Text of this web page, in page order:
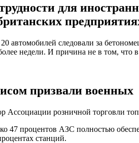
для
автомобилей следовали за
недели. И причина не в том, что
призвали военных
Ассоциации розничной торговли
47 процентов АЗС полностью
станций.